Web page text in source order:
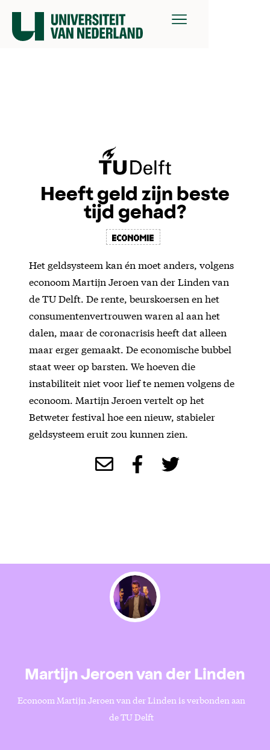
Heeft geld zijn beste
tijd gehad?
economie
Het geldsysteem kan én moet anders, volgens
econoom Martijn Jeroen van der Linden van
de TU Delft. De rente, beurskoersen en het
consumentenvertrouwen waren al aan het
dalen, maar de coronacrisis heeft dat alleen
maar erger gemaakt. De economische bubbel
staat weer op barsten. We hoeven die
instabiliteit niet voor lief te nemen volgens de
econoom. Martijn Jeroen vertelt op het
Betweter festival hoe een nieuw, stabieler
geldsysteem eruit zou kunnen zien.
Martijn Jeroen van der Linden
Econoom Martijn Jeroen van der Linden is verbonden aan
de TU Delft